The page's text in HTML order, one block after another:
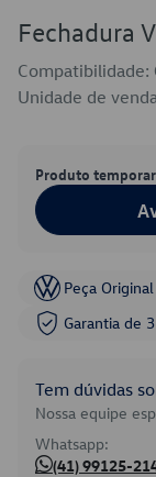
Fechadura
Compatibilidade:
Unidade de
Produto
Peça
Garantia de
Tem dúvidas
Nossa equipe
Whatsapp:
(41) 99125-